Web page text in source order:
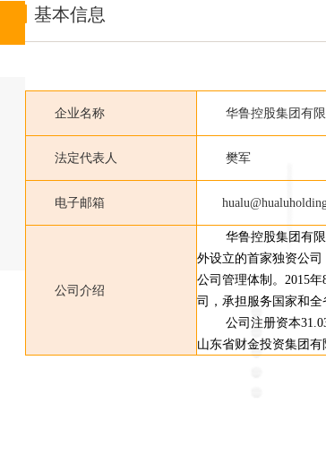
基本信息
企业名称 华鲁控股集团有限
法定代表人 樊军
电子邮箱
公司介绍
华鲁控股集团有
外设立的首家独资公
公司管理体制。2015
司，承担服务国家和全
公司注册资本
山东省财金投资集团有